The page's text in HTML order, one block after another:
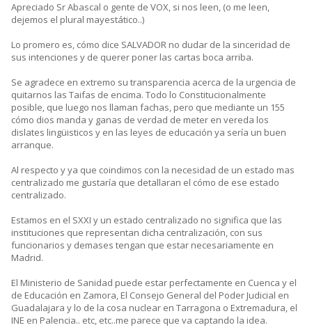
Apreciado Sr Abascal o gente de VOX, si nos leen, (o me leen,
dejemos el plural mayestático..)
Lo promero es, cómo dice SALVADOR no dudar de la sinceridad de
sus intenciones y de querer poner las cartas boca arriba.
Se agradece en extremo su transparencia acerca de la urgencia de
quitarnos las Taifas de encima. Todo lo Constitucionalmente
posible, que luego nos llaman fachas, pero que mediante un 155
cómo dios manda y ganas de verdad de meter en vereda los
dislates lingüisticos y en las leyes de educación ya sería un buen
arranque.
Al respecto y ya que coindimos con la necesidad de un estado mas
centralizado me gustaría que detallaran el cómo de ese estado
centralizado.
Estamos en el SXXI y un estado centralizado no significa que las
instituciones que representan dicha centralización, con sus
funcionarios y demases tengan que estar necesariamente en
Madrid.
El Ministerio de Sanidad puede estar perfectamente en Cuenca y el
de Educación en Zamora, El Consejo General del Poder Judicial en
Guadalajara y lo de la cosa nuclear en Tarragona o Extremadura, el
INE en Palencia.. etc, etc..me parece que va captando la idea.